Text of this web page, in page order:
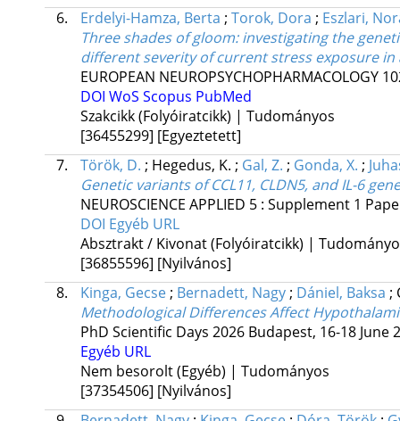
6.
Erdelyi-Hamza, Berta ; Torok, Dora ; Eszlari,
Three shades of gloom: investigating the
different severity of current stress exposure
EUROPEAN NEUROPSYCHOPHARMACOLOGY
DOI WoS Scopus PubMed
Szakcikk (Folyóiratcikk) | Tudományos
[36455299] [Egyeztetett]
7.
Török, D. ; Hegedus, K. ; Gal, Z. ; Gonda, X. ;
Genetic variants of CCL11, CLDN5, and IL-6
NEUROSCIENCE APPLIED 5: Supplement 1
DOI Egyéb URL
Absztrakt / Kivonat (Folyóiratcikk) |
[36855596] [Nyilvános]
8.
Kinga, Gecse; Bernadett, Nagy; Dániel, Baksa ;
Methodological Differences Affect
PhD Scientific Days 2026 Budapest, 16-18 June
Egyéb URL
Nem besorolt (Egyéb) | Tudományos
[37354506] [Nyilvános]